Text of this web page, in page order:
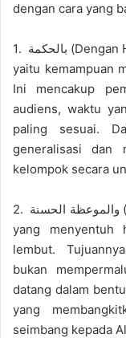
dengan cara yang
1. بالحكمة (Dengan Hikmah): Hikmah berarti kebijaksanaan,
yaitu kemampuan
Ini mencakup
audiens, waktu
paling sesuai.
generalisasi dan
kelompok secara
2. والموعظة الحسنة (Pelajaran yang Baik): Ini adalah nasihat
yang menyentuh
lembut.
bukan
datang dalam
yang
seimbang kepada